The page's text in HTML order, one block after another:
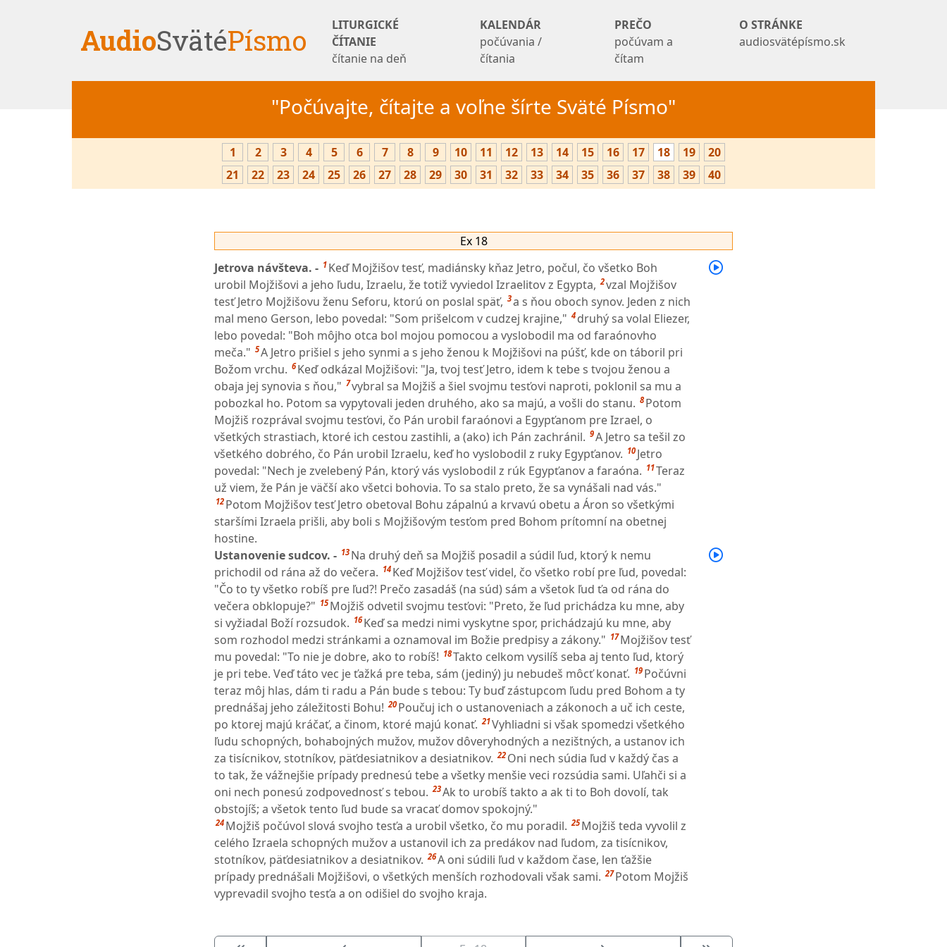
AudioSvätéPísmo
LITURGICKÉ
ČÍTANIE
čítanie na deň
KALENDÁR
počúvania /
čítania
PREČO
počúvam a
čítam
O STRÁNKE
audiosvätépísmo.sk
"Počúvajte, čítajte a voľne šírte Sväté Písmo"
1 2 3 4 5 6 7 8 9 10 11 12 13 14 15 16 17 18 19
20
21
22 23 24 25 26 27 28 29 30 31 32 33 34 35 36 37 38 39 40
Ex 18
Jetrova návšteva. - 1 Keď Mojžišov tesť, madiánsky kňaz Jetro, počul, čo všetko Boh
urobil Mojžišovi a jeho ľudu, Izraelu, že totiž vyviedol Izraelitov z Egypta, 2vzal Mojžišov
tesť Jetro Mojžišovu ženu Seforu, ktorú on poslal späť, 3a s ňou oboch synov. Jeden z nich
mal meno Gerson, lebo povedal: "Som prišelcom v cudzej krajine," 4 druhý sa volal Eliezer,
lebo povedal: "Boh môjho otca bol mojou pomocou a vyslobodil ma od faraónovho
meča." 5A Jetro prišiel s jeho synmi a s jeho ženou k Mojžišovi na púšť, kde on táboril pri
Božom vrchu. 6 Keď odkázal Mojžišovi: "Ja, tvoj tesť Jetro, idem k tebe s tvojou ženou a
obaja jej synovia s ňou," 7vybral sa Mojžiš a šiel svojmu tesťovi naproti, poklonil sa mu a
pobozkal ho. Potom sa vypytovali jeden druhého, ako sa majú, a vošli do stanu. 8 Potom
Mojžiš rozprával svojmu tesťovi, čo Pán urobil faraónovi a Egypťanom pre Izrael, o
všetkých strastiach, ktoré ich cestou zastihli, a (ako) ich Pán zachránil. 9A Jetro sa tešil zo
všetkého dobrého, čo Pán urobil Izraelu, keď ho vyslobodil z ruky Egypťanov. 10 Jetro
povedal: "Nech je zvelebený Pán, ktorý vás vyslobodil z rúk Egypťanov a faraóna. 11Teraz
už viem, že Pán je väčší ako všetci bohovia. To sa stalo preto, že sa vynášali nad vás."
12 Potom Mojžišov tesť Jetro obetoval Bohu zápalnú a krvavú obetu a Áron so všetkými
staršími Izraela prišli, aby boli s Mojžišovým tesťom pred Bohom prítomní na obetnej
hostine.
Ustanovenie sudcov. - 13 Na druhý deň sa Mojžiš posadil a súdil ľud, ktorý k nemu
prichodil od rána až do večera. 14 Keď Mojžišov tesť videl, čo všetko robí pre ľud, povedal:
"Čo to ty všetko robíš pre ľud?! Prečo zasadáš (na súd) sám a všetok ľud ťa od rána do
večera obklopuje?" 15 Mojžiš odvetil svojmu tesťovi: "Preto, že ľud prichádza ku mne, aby
si vyžiadal Boží rozsudok. 16 Keď sa medzi nimi vyskytne spor, prichádzajú ku mne, aby
som rozhodol medzi stránkami a oznamoval im Božie predpisy a zákony." 17 Mojžišov tesť
mu povedal: "To nie je dobre, ako to robíš! 18Takto celkom vysilíš seba aj tento ľud, ktorý
je pri tebe. Veď táto vec je ťažká pre teba, sám (jediný) ju nebudeš môcť konať. 19 Počúvni
teraz môj hlas, dám ti radu a Pán bude s tebou: Ty buď zástupcom ľudu pred Bohom a ty
prednášaj jeho záležitosti Bohu! 20 Poučuj ich o ustanoveniach a zákonoch a uč ich ceste,
po ktorej majú kráčať, a činom, ktoré majú konať. 21Vyhliadni si však spomedzi všetkého
ľudu schopných, bohabojných mužov, mužov dôveryhodných a nezištných, a ustanov ich
za tisícnikov, stotníkov, päťdesiatnikov a desiatnikov. 22 Oni nech súdia ľud v každý čas a
to tak, že vážnejšie prípady prednesú tebe a všetky menšie veci rozsúdia sami. Uľahči si a
oni nech ponesú zodpovednosť s tebou. 23Ak to urobíš takto a ak ti to Boh dovolí, tak
obstojíš; a všetok tento ľud bude sa vracať domov spokojný."
24 Mojžiš počúvol slová svojho tesťa a urobil všetko, čo mu poradil. 25 Mojžiš teda vyvolil z
celého Izraela schopných mužov a ustanovil ich za predákov nad ľudom, za tisícnikov,
stotníkov, päťdesiatnikov a desiatnikov. 26A oni súdili ľud v každom čase, len ťažšie
prípady prednášali Mojžišovi, o všetkých menších rozhodovali však sami. 27 Potom Mojžiš
vyprevadil svojho tesťa a on odišiel do svojho kraja.